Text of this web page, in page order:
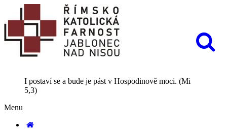
I postaví se a bude je pást v Hospodinově moci. (Mi
5,3)
Menu